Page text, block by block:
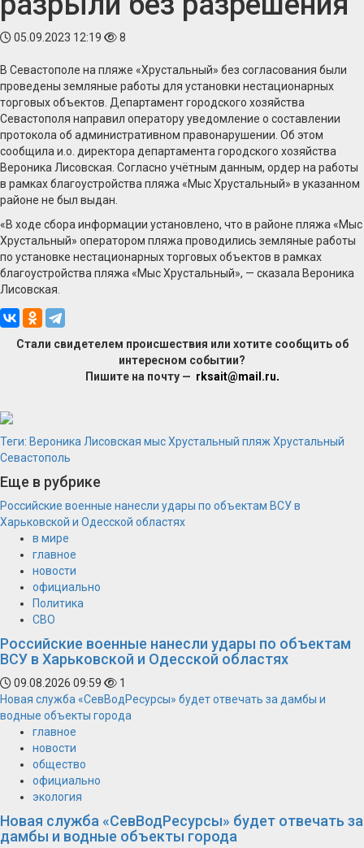
05.09.2023 12:19 8
В Севастополе на пляже «Хрустальный» без согласования были
проведены земляные работы для установки нестационарных
торговых объектов. Департамент городского хозяйства
Севастополя направил оператору уведомление о составлении
протокола об административном правонарушении. Об этом
сообщила и.о. директора департамента городского хозяйства
Вероника Лисовская. Согласно учётным данным, ордер на работы
в рамках благоустройства пляжа «Мыс Хрустальный» в указанном
районе не был выдан.
«В ходе сбора информации установлено, что в районе пляжа «Мыс
Хрустальный» оператором пляжа проводились земляные работы
по установке нестационарных торговых объектов в рамках
благоустройства пляжа «Мыс Хрустальный», — сказала Вероника
Лисовская.
Стали свидетелем происшествия или хотите сообщить об
интересном событии?
Пишите на почту — rksait@mail.ru.
Теги: Вероника Лисовская мыс Хрустальный пляж Хрустальный
Севастополь
Еще в рубрике
Российские военные нанесли удары по объектам ВСУ в
Харьковской и Одесской областях
в мире
главное
новости
официально
Политика
СВО
Российские военные нанесли удары по объектам
ВСУ в Харьковской и Одесской областях
09.08.2026 09:59
1
Новая служба «СевВодРесурсы» будет отвечать за дамбы и
водные объекты города
главное
новости
общество
официально
экология
Новая служба «СевВодРесурсы» будет отвечать за
дамбы и водные объекты города